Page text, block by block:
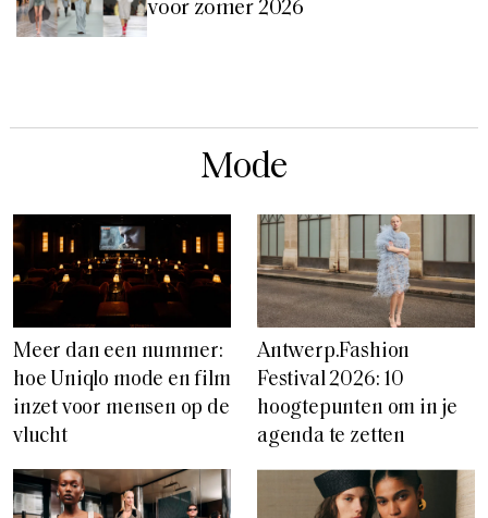
voor zomer 2026
Mode
Meer dan een nummer:
hoe Uniqlo mode en film
inzet voor mensen op de
vlucht
Antwerp.Fashion
Festival 2026: 10
hoogtepunten om in je
agenda te zetten